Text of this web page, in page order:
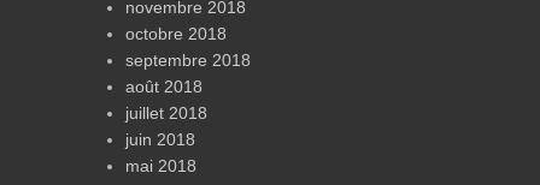
novembre 2018
octobre 2018
septembre 2018
août 2018
juillet 2018
juin 2018
mai 2018